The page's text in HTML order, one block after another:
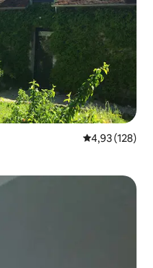
Évaluation
4,93 (128)